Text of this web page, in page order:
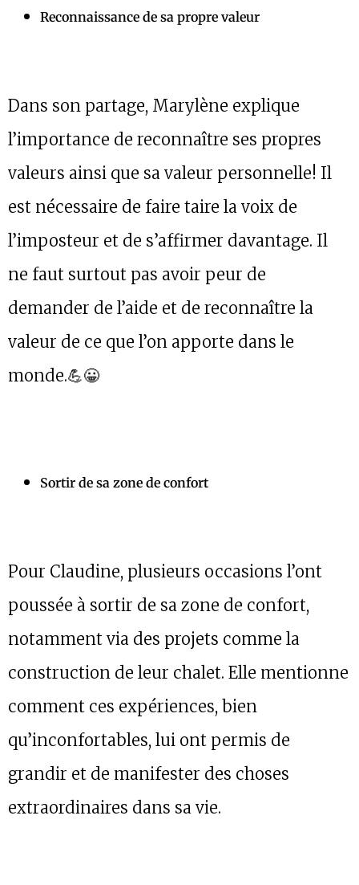
Reconnaissance de sa propre valeur
Dans son partage, Marylène explique
l’importance de reconnaître ses propres
valeurs ainsi que sa valeur personnelle! Il
est nécessaire de faire taire la voix de
l’imposteur et de s’affirmer davantage. Il
ne faut surtout pas avoir peur de
demander de l’aide et de reconnaître la
valeur de ce que l’on apporte dans le
monde.💪😀
Sortir de sa zone de confort
Pour Claudine, plusieurs occasions l’ont
poussée à sortir de sa zone de confort,
notamment via des projets comme la
construction de leur chalet. Elle mentionne
comment ces expériences, bien
qu’inconfortables, lui ont permis de
grandir et de manifester des choses
extraordinaires dans sa vie.